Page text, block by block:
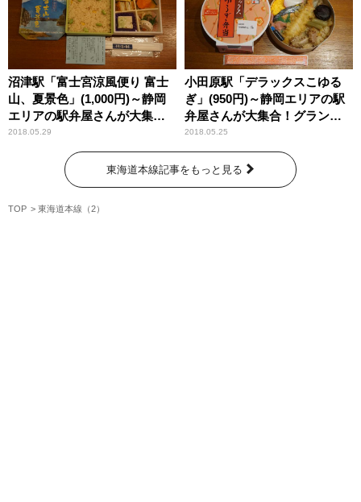
沼津駅「富士宮涼風便り 富士
山、夏景色」(1,000円)～静岡
エリアの駅弁屋さんが大集
合！グランシップトレインフ
ェスタ2018③
2018.05.29
小田原駅「デラックスこゆる
ぎ」(950円)～静岡エリアの駅
弁屋さんが大集合！グランシ
ップトレインフェスタ2018①
2018.05.25
東海道本線記事をもっと見る
TOP 東海道本線（2）